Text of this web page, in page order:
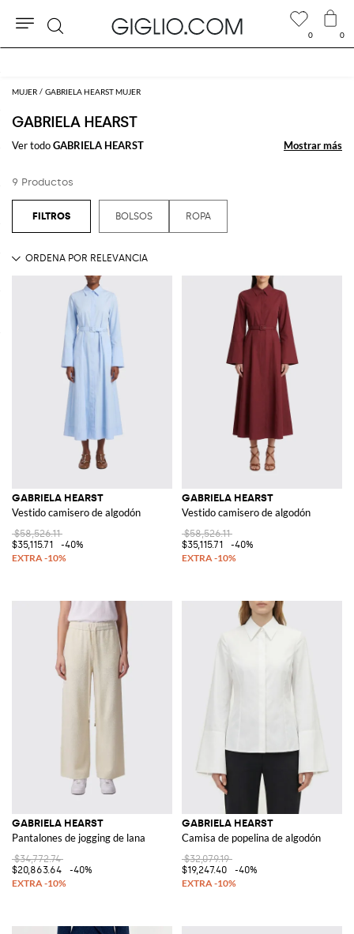
MUJER GABRIELA HEARST MUJER
GABRIELA HEARST
Ver todoGABRIELA HEARST Mostrar más
Mostrar más
9 Productos
BOLSOS ROPA
GABRIELA HEARST
Vestido camisero de algodón
$58,526.11
$35,115.71
-40%
GABRIELA HEARST
Vestido camisero de algodón
$58,526.11
$35,115.71
-40%
GABRIELA HEARST
Pantalones de jogging de lana
$34,772.74
$20,863.64
-40%
GABRIELA HEARST
Camisa de popelina de algodón
$32,079.19
$19,247.40
-40%
0 0
Buscar